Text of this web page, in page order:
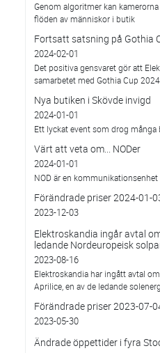
Genom algoritmer kan
flöden av människor i butik
Fortsatt satsning på Gothia
2024-02-01
Det positiva gensvaret gör att
samarbetet med Gothia Cup 2024
Nya butiken i Skövde invigd
2024-01-01
Ett lyckat event som drog många
Värt att veta om... NODer
2024-01-01
NOD är en
Förändrade priser 2024-01-
2023-12-03
Elektroskandia ingår avtal
ledande Nordeuropeisk
2023-08-16
Elektroskandia har ingått avtal
Aprilice, en av de ledande
Förändrade priser 2023-07-
2023-05-30
Ändrade öppettider i fyra